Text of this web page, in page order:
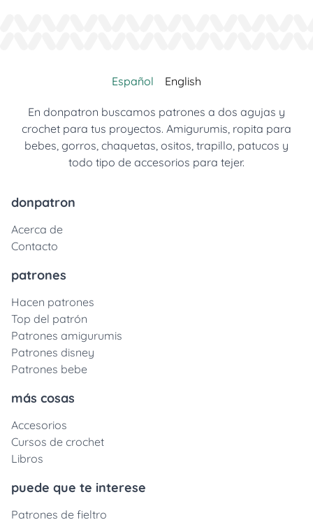
Español English
En donpatron buscamos patrones a dos agujas y
crochet para tus proyectos. Amigurumis, ropita para
bebes, gorros, chaquetas, ositos, trapillo, patucos y
todo tipo de accesorios para tejer.
donpatron
Acerca de
Contacto
patrones
Hacen patrones
Top del patrón
Patrones amigurumis
Patrones disney
Patrones bebe
más cosas
Accesorios
Cursos de crochet
Libros
puede que te interese
Patrones de fieltro